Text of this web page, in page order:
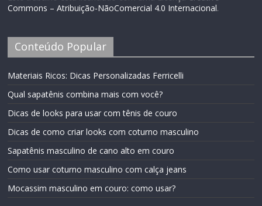
Commons – Atribuição-NãoComercial 4.0 Internacional.
Conteúdo Popular
Materiais Ricos: Dicas Personalizadas Ferricelli
Qual sapatênis combina mais com você?
Dicas de looks para usar com tênis de couro
Dicas de como criar looks com coturno masculino
Sapatênis masculino de cano alto em couro
Como usar coturno masculino com calça jeans
Mocassim masculino em couro: como usar?